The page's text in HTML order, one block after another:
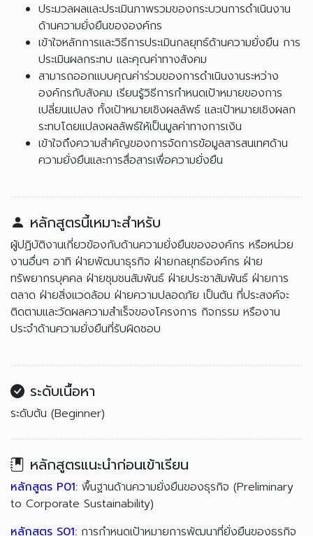
ประมวลผลและประเมินภาพรวมของกระบวนการดำเนินงาน
ด้านความยั่งยืนขององค์กร
เข้าใจหลักการและวิธีการประเมินกลยุทธ์ด้านความยั่งยืน การ
ประเมินผลกระทบ และคุณค่าทางสังคม
สามารถออกแบบคุณค่าร่วมของการดำเนินงานระหว่าง
องค์กรกับสังคม เรียนรู้วิธีการกำหนดเป้าหมายของการ
เปลี่ยนแปลง ทั้งเป้าหมายเชิงผลลัพธ์ และเป้าหมายเชิงผลก
ระทบโดยแปลงผลลัพธ์ให้เป็นมูลค่าทางการเงิน
เข้าใจถึงความสำคัญของการจัดการข้อมูลสารสนเทศด้าน
ความยั่งยืนและการสื่อสารเพื่อความยั่งยืน
หลักสูตรนี้เหมาะสำหรับ
ผู้ปฏิบัติงานเกี่ยวข้องกับด้านความยั่งยืนขององค์กร หรือหน่วย
งานอื่นๆ อาทิ ฝ่ายพัฒนาธุรกิจ ฝ่ายกลยุทธ์องค์กร ฝ่าย
ทรัพยากรบุคคล ฝ่ายชุมชนสัมพันธ์ ฝ่ายประชาสัมพันธ์ ฝ่ายการ
ตลาด ฝ่ายสิ่งแวดล้อม ฝ่ายความปลอดภัย เป็นต้น ที่ประสงค์จะ
ติดตามและวัดผลความสำเร็จของโครงการ กิจกรรม หรืองาน
ประจำด้านความยั่งยืนที่รับผิดชอบ
ระดับเนื้อหา
ระดับต้น (Beginner)
หลักสูตรแนะนำก่อนเข้าเรียน
หลักสูตร P01: พื้นฐานด้านความยั่งยืนของธุรกิจ (Preliminary
to Corporate Sustainability)
หลักสูตร S01: การกำหนดเป้าหมายการพัฒนาที่ยั่งยืนของธุรกิจ